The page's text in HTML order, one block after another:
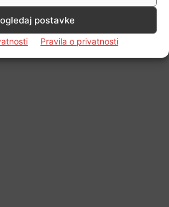
postavke
Pravila o privatnosti